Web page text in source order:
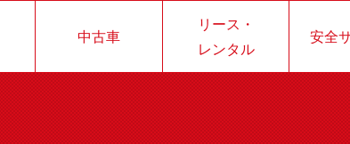
中古車
リース・
レンタル
安全